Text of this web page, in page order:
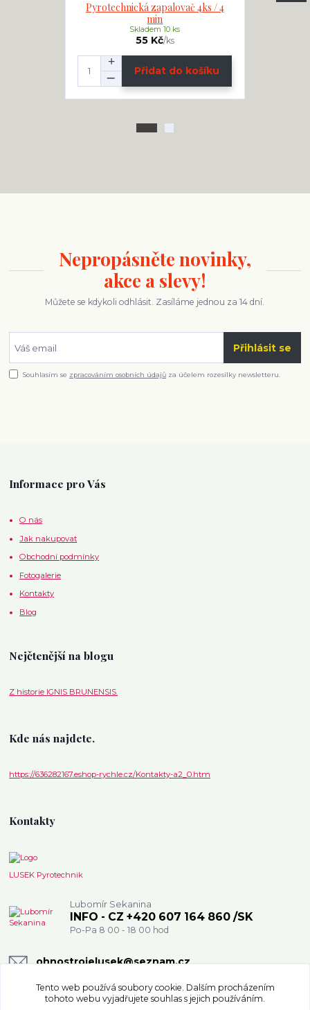
Pyrotechnická zapalovač 4ks / 4
min
55 Kč/ks
Skladem 10 ks
Přidat do košíku
Nepropásněte novinky,
akce a slevy!
Můžete se kdykoli odhlásit. Zasíláme jednou za 14 dní.
Přihlásit se
Souhlasím se zpracováním osobních údajů za účelem rozesílky newsletteru.
Informace pro Vás
O nás
Jak nakupovat
Obchodní podmínky
Fotogalerie
Kontakty
Blog
Nejčtenější na blogu
Z historie IGNIS BRUNENSIS.
Kde nás najdete.
https://636282167.eshop-rychle.cz/Kontakty-a2_0.htm
Kontakty
LUSEK Pyrotechnik
Lubomír Sekanina
INFO - CZ +420 607 164 860 /SK
Po-Pa 8 00 - 18 00 hod
ohnostrojelusek@seznam.cz
Tento web používá soubory cookie. Dalším procházením
tohoto webu vyjadřujete souhlas s jejich používáním.